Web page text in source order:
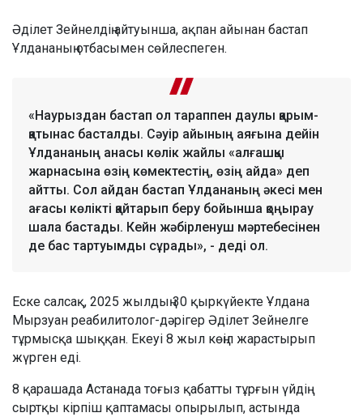
Әділет Зейнелдің айтуынша, ақпан айынан бастап
Ұлдананың отбасымен сөйлеспеген.
«Наурыздан бастап ол тараппен даулы қарым-
қатынас басталды. Сәуір айының аяғына дейін
Ұлдананың анасы көлік жайлы «алғашқы
жарнасына өзің көмектестің, өзің айда» деп
айтты. Сол айдан бастап Ұлдананың әкесі мен
ағасы көлікті қайтарып беру бойынша қоңырау
шала бастады. Кейн жәбірленуш мәртебесінен
де бас тартуымды сұрады», - деді ол.
Еске салсақ, 2025 жылдың 30 қыркүйекте Ұлдана
Мырзуан реабилитолог-дәрігер Әділет Зейнелге
тұрмысқа шыққан. Екеуі 8 жыл көңіл жарастырып
жүрген еді.
8 қарашада Астанада тоғыз қабатты тұрғын үйдің
сыртқы кірпіш қаптамасы опырылып, астында